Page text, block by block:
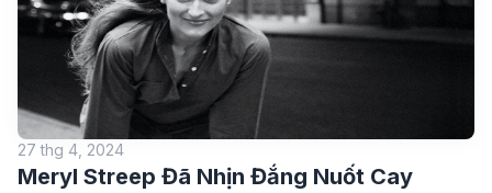
27 thg 4, 2024
Meryl Streep Đã Nhịn Đắng Nuốt Cay